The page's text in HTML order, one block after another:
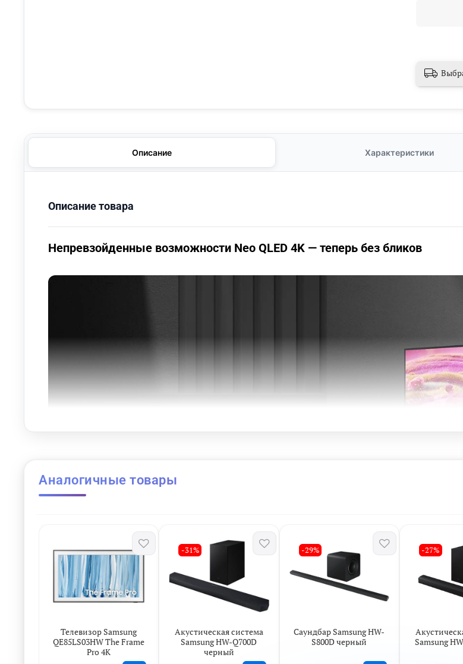
Описание Характеристики
Описание товара
Непревзойденные возможности Neo QLED 4K — теперь без бликов
Наш самый умный 4K-процессор, наше
Аналогичные товары
Телевизор Samsung
QE85LS03HW The Frame
Pro 4K
-31%
Акустическая система
Samsung HW-Q700D
черный
-29%
Саундбар Samsung HW-
S800D черный
-27%
Samsung